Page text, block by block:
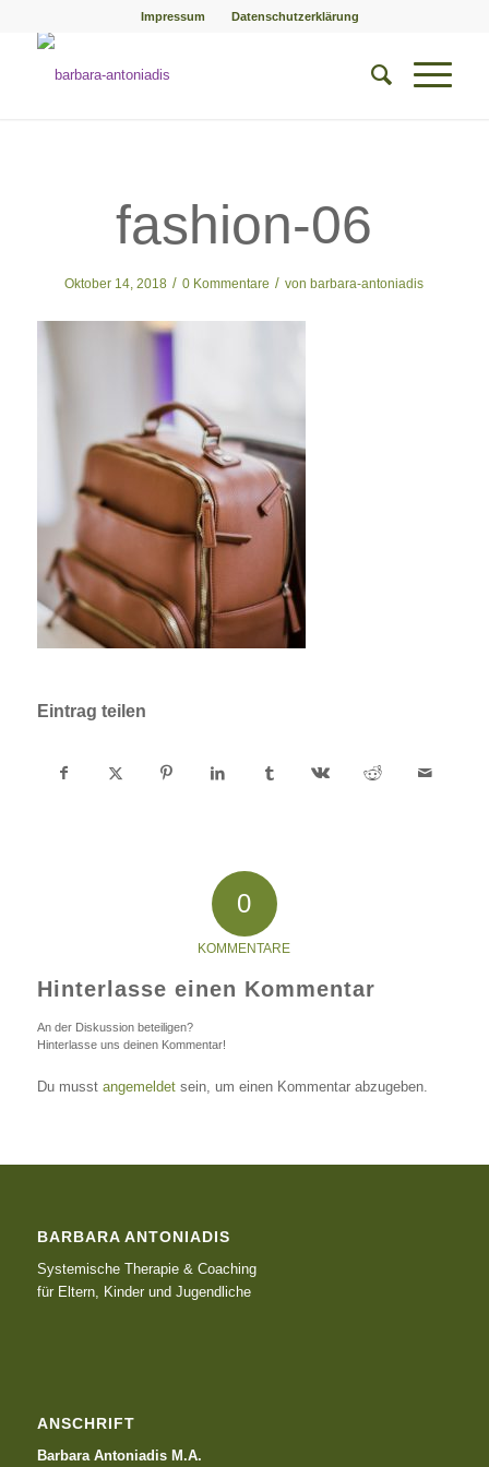
Impressum Datenschutzerklärung
fashion-06
Oktober 14, 2018 / 0 Kommentare / von barbara-antoniadis
Eintrag teilen
0
KOMMENTARE
Hinterlasse einen Kommentar
An der Diskussion beteiligen?
Hinterlasse uns deinen Kommentar!
Du musst angemeldetsein, um einen Kommentar abzugeben.
BARBARA ANTONIADIS
Systemische Therapie & Coaching
für Eltern, Kinder und Jugendliche
ANSCHRIFT
Barbara Antoniadis M.A.